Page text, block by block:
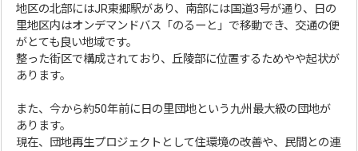
地区の北部にはJR東郷駅があり、南部には国道3号が通り、日の
里地区内はオンデマンドバス「のるーと」で移動でき、交通の便
がとても良い地域です。
整った街区で構成されており、丘陵部に位置するためやや起状が
あります。
また、今から約50年前に日の里団地という九州最大級の団地が
あります。
現在、団地再生プロジェクトとして住環境の改善や、民間との連